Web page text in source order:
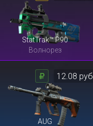
StatTrak™ P90
Волнорез
AUG
12.08 руб